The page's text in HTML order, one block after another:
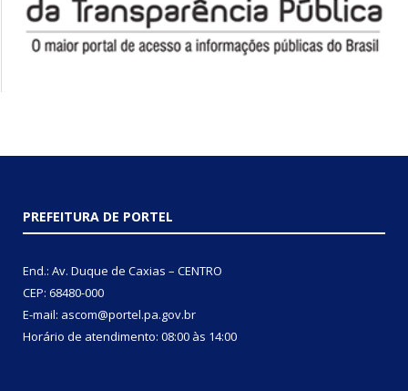
PREFEITURA DE PORTEL
End.: Av. Duque de Caxias – CENTRO
CEP: 68480-000
E-mail: ascom@portel.pa.gov.br
Horário de atendimento: 08:00 às 14:00